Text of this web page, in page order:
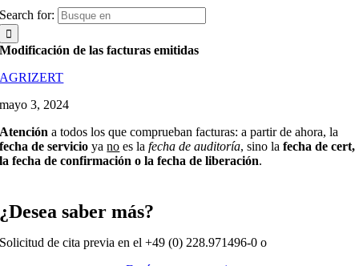
Search for:
Modificación de las facturas emitidas
AGRIZERT
mayo 3, 2024
Atención a todos los que comprueban facturas: a partir de ahora, la
fecha de servicio yano es lafecha de auditoría, sino lafecha de cert,
la fecha de confirmación o la fecha de liberación.
¿Desea saber más?
Solicitud de cita previa en el +49 (0) 228.971496-0 o